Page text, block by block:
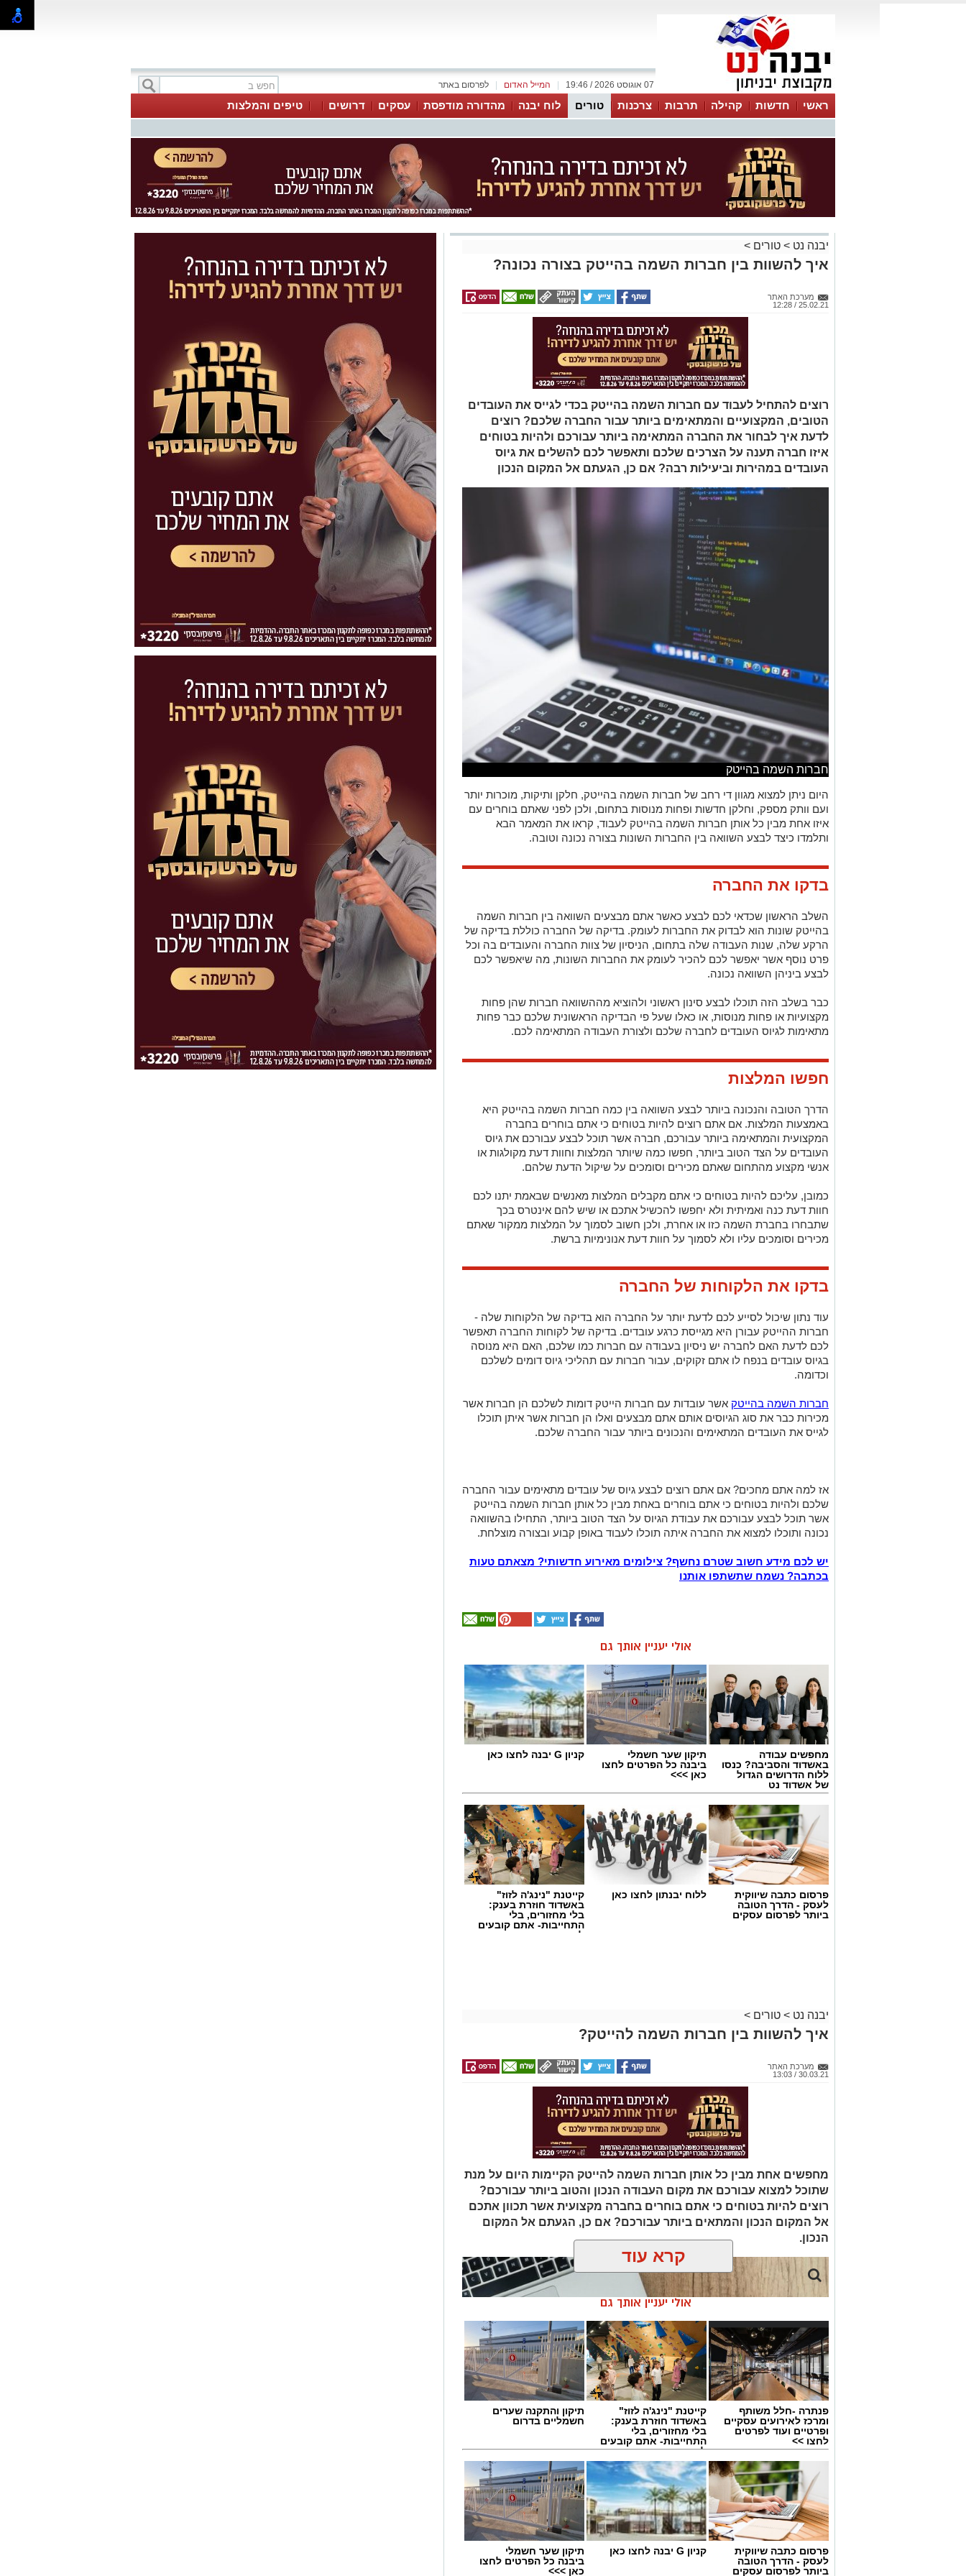
לפרסום באתר המייל האדום 07 אוגוסט 2026 / 19:46
ראשי חדשות קהילה תרבות צרכנות טורים לוח יבנה מהדורה מודפסת עסקים דרושים טיפים והמלצות
יבנה נט > טורים >
איך להשוות בין חברות השמה בהייטק בצורה נכונה?
מערכת האתר
25.02.21 / 12:28
רוצים להתחיל לעבוד עם חברות השמה בהייטק בכדי לגייס את העובדים
הטובים, המקצועיים והמתאימים ביותר עבור החברה שלכם? רוצים
לדעת איך לבחור את החברה המתאימה ביותר עבורכם ולהיות בטוחים
איזו חברה תענה על הצרכים שלכם ותאפשר לכם להשלים את גיוס
העובדים במהירות וביעילות רבה? אם כן, הגעתם אל המקום הנכון
חברות השמה בהייטק
היום ניתן למצוא מגוון די רחב של חברות השמה בהייטק, חלקן ותיקות, מוכרות יותר
ועם וותק מספק, וחלקן חדשות ופחות מנוסות בתחום, ולכן לפני שאתם בוחרים עם
איזו אחת מבין כל אותן חברות השמה בהייטק לעבוד, קראו את המאמר הבא
ותלמדו כיצד לבצע השוואה בין החברות השונות בצורה נכונה וטובה.
בדקו את החברה
השלב הראשון שכדאי לכם לבצע כאשר אתם מבצעים השוואה בין חברות השמה
בהייטק שונות הוא לבדוק את החברות לעומק. בדיקה של החברה כוללת בדיקה של
הרקע שלה, שנות העבודה שלה בתחום, הניסיון של צוות החברה והעובדים בה וכל
פרט נוסף אשר יאפשר לכם להכיר לעומק את החברות השונות, מה שיאפשר לכם
לבצע ביניהן השוואה נכונה.
כבר בשלב הזה תוכלו לבצע סינון ראשוני ולהוציא מההשוואה חברות שהן פחות
מקצועיות או פחות מנוסות, או כאלו שעל פי הבדיקה הראשונית שלכם כבר פחות
מתאימות לגיוס העובדים לחברה שלכם ולצורת העבודה המתאימה לכם.
חפשו המלצות
הדרך הטובה והנכונה ביותר לבצע השוואה בין כמה חברות השמה בהייטק היא
באמצעות המלצות. אם אתם רוצים להיות בטוחים כי אתם בוחרים בחברה
המקצועית והמתאימה ביותר עבורכם, חברה אשר תוכל לבצע עבורכם את גיוס
העובדים על הצד הטוב ביותר, חפשו כמה שיותר המלצות וחוות דעת מקולגות או
אנשי מקצוע מהתחום שאתם מכירים וסומכים על שיקול הדעת שלהם.
כמובן, עליכם להיות בטוחים כי אתם מקבלים המלצות מאנשים שבאמת יתנו לכם
חוות דעת כנה ואמיתית ולא יחפשו להכשיל אתכם או שיש להם אינטרס בכך
שתבחרו בחברת השמה כזו או אחרת, ולכן חשוב לסמוך על המלצות ממקור שאתם
מכירים וסומכים עליו ולא לסמוך על חוות דעת אנונימיות ברשת.
בדקו את הלקוחות של החברה
עוד נתון שיכול לסייע לכם לדעת יותר על החברה הוא בדיקה של הלקוחות שלה -
חברות ההייטק עבורן היא מגייסת כרגע עובדים. בדיקה של לקוחות החברה תאפשר
לכם לדעת האם לחברה יש ניסיון בעבודה עם חברות כמו שלכם, האם היא מנוסה
בגיוס עובדים בנפח לו אתם זקוקים, עבור חברות עם תהליכי גיוס דומים לשלכם
וכדומה.
חברות השמה בהייטק אשר עובדות עם חברות הייטק דומות לשלכם הן חברות אשר
מכירות כבר את סוג הגיוסים אותם אתם מבצעים ואלו הן חברות אשר איתן תוכלו
לגייס את העובדים המתאימים והנכונים ביותר עבור החברה שלכם.
אז למה אתם מחכים? אם אתם רוצים לבצע גיוס של עובדים מתאימים עבור החברה
שלכם ולהיות בטוחים כי אתם בוחרים באחת מבין כל אותן חברות השמה בהייטק
אשר תוכל לבצע עבורכם את עבודת הגיוס על הצד הטוב ביותר, התחילו בהשוואה
נכונה ותוכלו למצוא את החברה איתה תוכלו לעבוד באופן קבוע ובצורה מוצלחת.
יש לכם מידע חשוב שטרם נחשף? צילומים מאירוע חדשותי? מצאתם טעות
בכתבה? נשמח שתשתפו אותנו
אולי יעניין אותך גם
מחפשים עבודה
באשדוד והסביבה? כנסו
ללוח הדרושים הגדול
של אשדוד נט
תיקון שער חשמלי
ביבנה כל הפרטים לחצו
כאן >>>
קניון G יבנה לחצו כאן
פרסום כתבה שיווקית
לעסק - הדרך הטובה
ביותר לפרסום עסקים
ללוח יבנתון לחצו כאן
קייטנת "נינג'ה לזוז"
באשדוד חוזרת בענק:
בלי מחזורים, בלי
התחייבות- אתם קובעים
לכמה ואיזה ימים
יבנה נט > טורים >
איך להשוות בין חברות השמה להייטק?
מערכת האתר
30.03.21 / 13:03
מחפשים אחת מבין כל אותן חברות השמה להייטק הקיימות היום על מנת
שתוכל למצוא עבורכם את מקום העבודה הנכון והטוב ביותר עבורכם?
רוצים להיות בטוחים כי אתם בוחרים בחברה מקצועית אשר תכוון אתכם
אל המקום הנכון והמתאים ביותר עבורכם? אם כן, הגעתם אל המקום
הנכון.
חברות השמה בהייטק
היום ניתן למצוא לא מעט חברות השמה אשר פועלות בתחום ההייטק, אך לא כולן
קרא עוד
אולי יעניין אותך גם
פנתרה -חלל משותף
ומרכז לאירועים עסקיים
ופרטיים ועוד לפרטים
לחצו >>
קייטנת "נינג'ה לזוז"
באשדוד חוזרת בענק:
בלי מחזורים, בלי
התחייבות- אתם קובעים
לכמה ואיזה ימים
להירשם!
תיקון והתקנה שערים
חשמליים בדרום
פרסום כתבה שיווקית
לעסק - הדרך הטובה
ביותר לפרסום עסקים
קניון G יבנה לחצו כאן
תיקון שער חשמלי
ביבנה כל הפרטים לחצו
כאן >>>